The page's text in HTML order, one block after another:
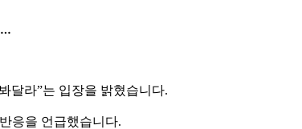
달라”는 입장을 밝혔습니다.
응을 언급했습니다.